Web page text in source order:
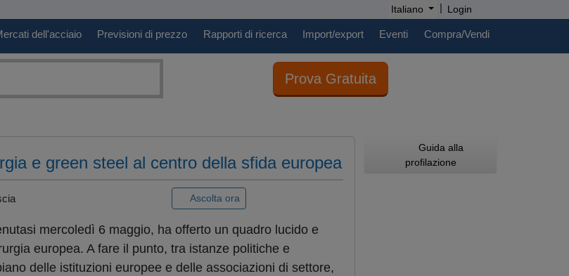
Italiano | Login
dell'acciaio Previsioni di prezzo Rapporti di ricerca Import/export Eventi Compra/Vendi
Prova Gratuita
e green steel al centro della sfida europea
Ascolta ora
mercoledì 6 maggio, ha offerto un quadro lucido e
europea. A fare il punto, tra istanze politiche e
delle istituzioni europee e delle associazioni di settore,
Guida alla
profilazione